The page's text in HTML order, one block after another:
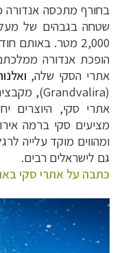
בחורף מתכסה אנדורה
2,000 מטר.
הופכת אנדורה
אתרי הסקי שלה,
(
Grandvalira
),
אתרי סקי, היוצרים
מציעים סקי ברמה
ומהווים מוקד עלייה
גם לישראלים רבים.
כתבה על אתרי סקי